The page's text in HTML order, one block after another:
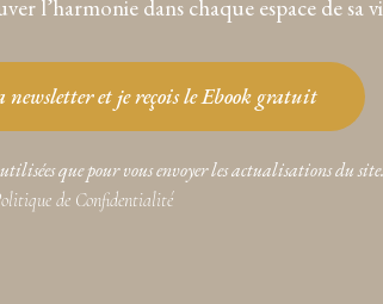
l’harmonie dans chaque espace de sa
newsletter et je reçois le Ebook gratuit
utilisées que pour vous envoyer les actualisations du site.
de Confidentialité